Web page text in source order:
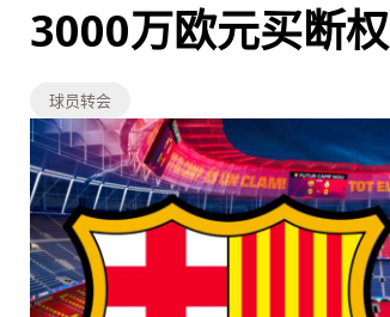
3000万欧元买断权
球员转会